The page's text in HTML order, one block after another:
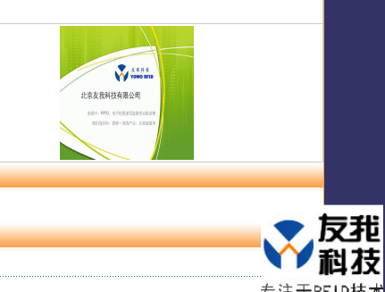
【返回 】